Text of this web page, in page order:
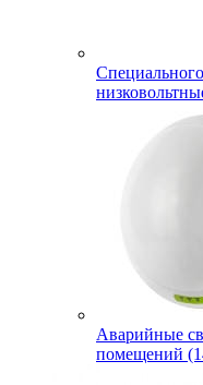
Аварийные
помещений